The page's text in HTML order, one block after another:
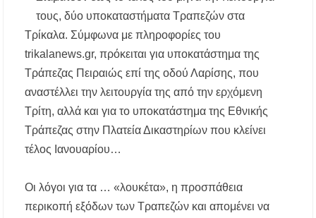
Χαλκιδική: Διάσωση 49χρονης Γερμανίδας σε
Έλεγχοι σε παραλίες της Χαλκιδικής:
Σφραγίστηκαν πέντε επιχειρήσεις στην
Χαλκιδική: Νεκρός 68χρονος λουόμενος στην
παραλία της Νέας Ποτίδαιας
Χαλκιδική: Πρωταθλήτρια στις καταγγελίες
για παραλίες – Σφραγίσεις και πρόστιμα μετά
τους ελέγχους
τους, δύο υποκαταστήματα Τραπεζών στα
Τρίκαλα. Σύμφωνα με πληροφορίες του
trikalanews.gr, πρόκειται για υποκατάστημα της
Τράπεζας Πειραιώς επί της οδού Λαρίσης, που
αναστέλλει την λειτουργία της από την ερχόμενη
Τρίτη, αλλά και για το υποκατάστημα της Εθνικής
Τράπεζας στην Πλατεία Δικαστηρίων που κλείνει
τέλος Ιανουαρίου…
Οι λόγοι για τα … «λουκέτα», η προσπάθεια
περικοπή εξόδων των Τραπεζών και απομένει να